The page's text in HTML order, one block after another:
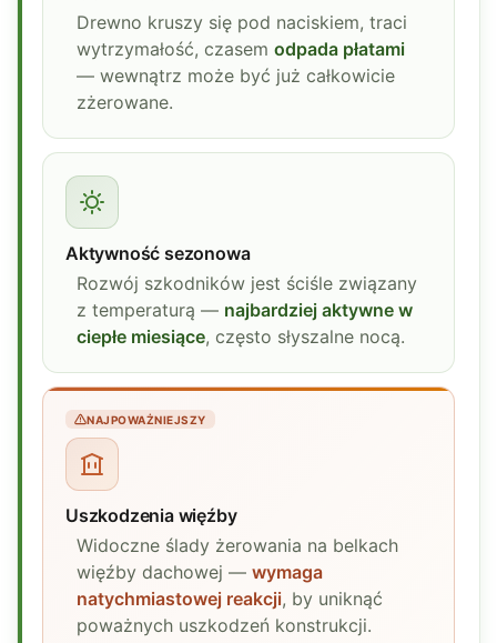
Drewno kruszy się pod naciskiem, traci
wytrzymałość, czasem odpada płatami
— wewnątrz może być już całkowicie
zżerowane.
Aktywność sezonowa
Rozwój szkodników jest ściśle związany
z temperaturą — najbardziej aktywne w
ciepłe miesiące, często słyszalne nocą.
NAJPOWAŻNIEJSZY
Uszkodzenia więźby
Widoczne ślady żerowania na belkach
więźby dachowej — wymaga
natychmiastowej reakcji, by uniknąć
poważnych uszkodzeń konstrukcji.